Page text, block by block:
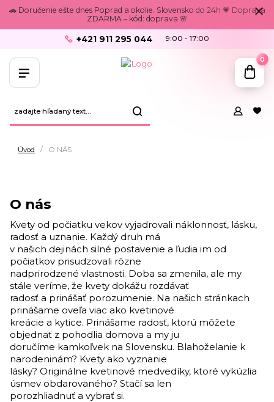
🚗 Doručenie ešte dnes Poprad a okolie. Slovensko do 24h 💗 Doprava
ZDARMA – kód: doprava 🌸
+421 911 295 044 9:00 - 17:00
0
Úvod O NÁS
O nás
Kvety od počiatku vekov vyjadrovali náklonnosť, lásku,
radosť a uznanie. Každý druh má
v našich dejinách silné postavenie a ľudia im od
počiatkov prisudzovali rôzne
nadprirodzené vlastnosti. Doba sa zmenila, ale my
stále veríme, že kvety dokážu rozdávať
radosť a prinášať porozumenie. Na našich stránkach
prinášame oveľa viac ako kvetinové
kreácie a kytice. Prinášame radosť, ktorú môžete
objednať z pohodlia domova a my ju
doručíme kamkoľvek na Slovensku. Blahoželanie k
narodeninám? Kvety ako vyznanie
lásky? Originálne kvetinové medvedíky, ktoré vykúzlia
úsmev obdarovaného? Stačí sa len
porozhliadnuť a vybrať si.